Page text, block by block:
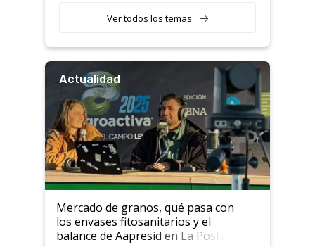
Ver todos los temas
Actualidad
Mercado de granos, qué pasa con
los envases fitosanitarios y el
balance de Aapresid en La Posta